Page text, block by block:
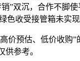
”双沉，合作不脚
色收受接管箱未实现
预估、低价收购
参考。